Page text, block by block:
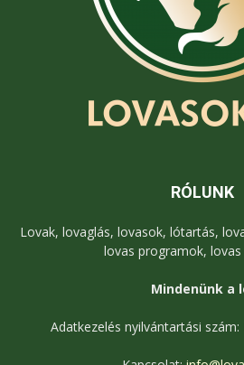
RÓLUNK
Lovak, lovaglás, lovasok, lótartás,
lovas programok,
Mindenünk a
Adatkezelés nyilvántartási